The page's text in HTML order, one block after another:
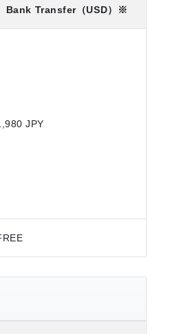
Bank Transfer（USD）※
JPY